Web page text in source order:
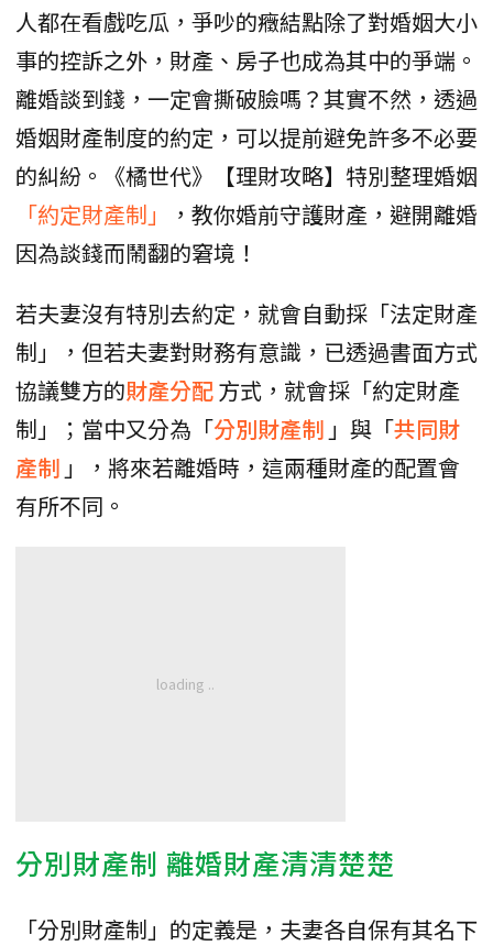
人都在看戲吃瓜，爭吵的癥結點除了對婚姻大小
事的控訴之外，財產、房子也成為其中的爭端。
離婚談到錢，一定會撕破臉嗎？其實不然，透過
婚姻財產制度的約定，可以提前避免許多不必要
的糾紛。《橘世代》【理財攻略】特別整理婚姻
「約定財產制」
，教你婚前守護財產，避開離婚
因為談錢而鬧翻的窘境！
若夫妻沒有特別去約定，就會自動採「法定財產
制」，但若夫妻對財務有意識，已透過書面方式
協議雙方的財產分配方式，就會採「約定財產
制」；當中又分為「分別財產制 」與「共同財
產制 」，將來若離婚時，這兩種財產的配置會
有所不同。
分別財產制 離婚財產清清楚楚
「分別財產制」的定義是，夫妻各自保有其名下